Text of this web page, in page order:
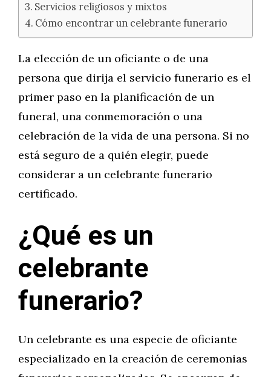
Servicios religiosos y mixtos
Cómo encontrar un celebrante funerario
La elección de un oficiante o de una
persona que dirija el servicio funerario es el
primer paso en la planificación de un
funeral, una conmemoración o una
celebración de la vida de una persona. Si no
está seguro de a quién elegir, puede
considerar a un celebrante funerario
certificado.
¿Qué es un
celebrante
funerario?
Un celebrante es una especie de oficiante
especializado en la creación de ceremonias